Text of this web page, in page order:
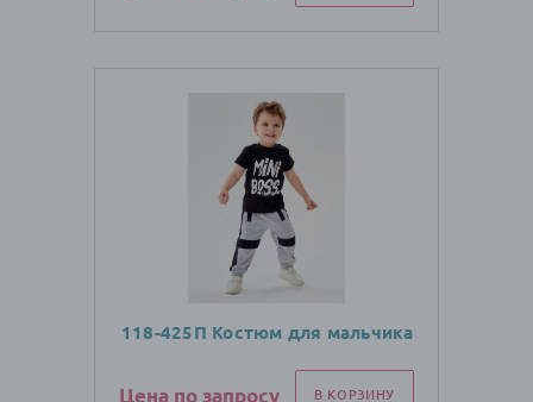
118-425П Костюм для мальчика
Цена по запросу В КОРЗИНУ